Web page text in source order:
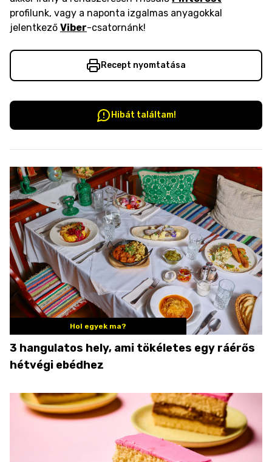
profilunk, vagy a naponta izgalmas anyagokkal
jelentkező Viber-csatornánk!
Recept nyomtatása
Hibát találtam!
Hol egyek ma?
3 hangulatos hely, ami tökéletes egy ráérős
hétvégi ebédhez